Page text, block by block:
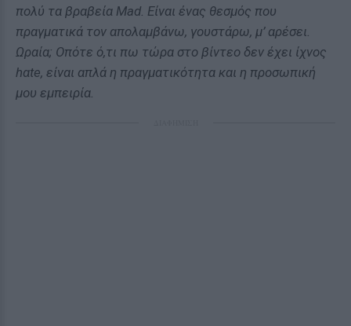
πολύ τα βραβεία Mad. Είναι ένας θεσμός που
πραγματικά τον απολαμβάνω, γουστάρω, μ’ αρέσει.
Ωραία; Οπότε ό,τι πω τώρα στο βίντεο δεν έχει ίχνος
hαte, είναι απλά η πραγματικότητα και η προσωπική
μου εμπειρία.